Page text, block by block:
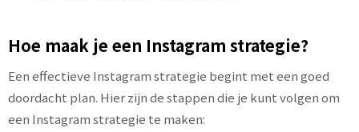
Hoe maak je een Instagram strategie?
Een effectieve Instagram strategie begint met een goed
doordacht plan. Hier zijn de stappen die je kunt volgen om
een Instagram strategie te maken: